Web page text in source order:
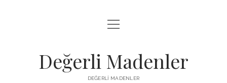
FACEBOOK TAKIPÇI YÜKSELTME HILESI
menüyü
aç
Değerli Madenler
DEĞERLI MADENLER